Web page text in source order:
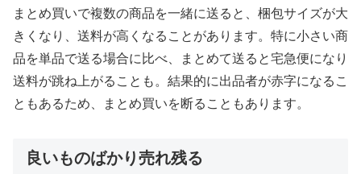
まとめ買いで複数の商品を一緒に送ると、梱包サイズが大
きくなり、送料が高くなることがあります。特に小さい商
品を単品で送る場合に比べ、まとめて送ると宅急便になり
送料が跳ね上がることも。結果的に出品者が赤字になるこ
ともあるため、まとめ買いを断ることもあります。
良いものばかり売れ残る